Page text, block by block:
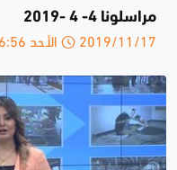
مراسلونا 4- 4 -2019
2019/11/17 الأحد 16:56 م